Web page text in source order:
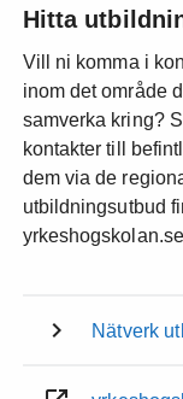
Hitta
Vill ni komma i
inom det område
samverka kring?
kontakter till
dem via de
utbildningsutbud
Nätverk